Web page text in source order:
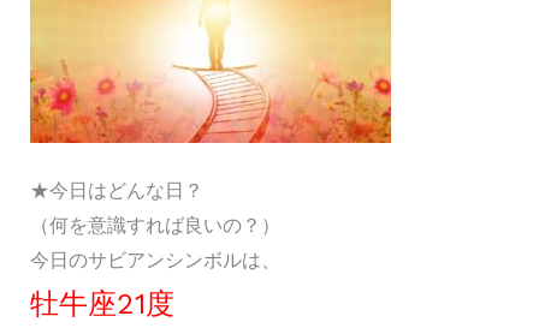
★今日はどんな日？
（何を意識すれば良いの？）
今日のサビアンシンボルは、
牡牛座21度